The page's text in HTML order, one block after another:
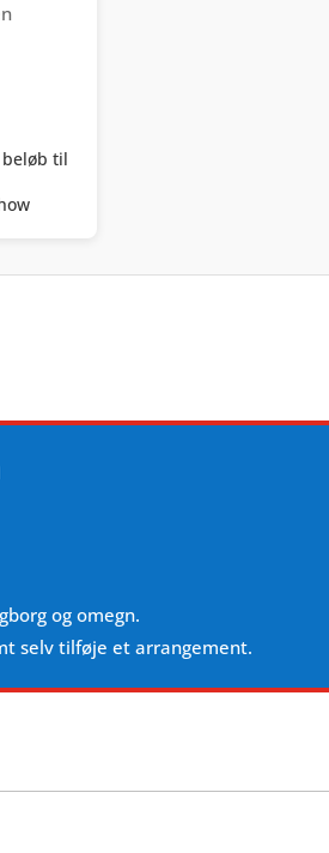
til
og omegn.
selv tilføje et arrangement.